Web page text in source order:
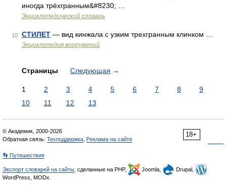
иногда трёхгранным&#8230; …
Энциклопедический словарь
10 СТИЛЕТ — вид кинжала с узким трехгранным клинком …
Энциклопедия вооружений
Страницы Следующая →
1 2 3 4 5 6 7 8
9
10
11 12 13
18+
© Академик, 2000-2026
Обратная связь: Техподдержка Реклама на сайте
👣 Путешествия
Экспорт словарей на сайты , сделанные на PHP, Joomla,
Drupal,
WordPress, MODx.